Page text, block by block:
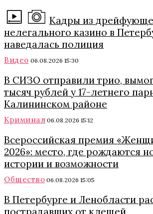
Кадры из
нелегального казино в
наведалась полиция
Видео 06.08.2026 15:30
В СИЗО отправили трио,
тысяч рублей у 17-летнего
Калининском районе
Криминал 06.08.2026 15:12
Всероссийская премия
2026»: место, где рождаются
истории и возможности
Общество 06.08.2026 15:05
В Петербурге и Ленобласти
пострадавших от клещей